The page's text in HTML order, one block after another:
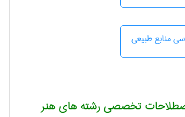
منابع طبيعی
تخصصی رشته های هنر